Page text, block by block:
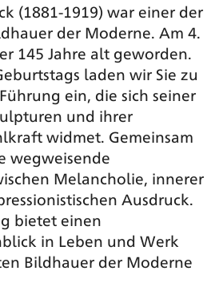
(1881-1919) war einer der
der Moderne. Am 4.
145 Jahre alt geworden.
laden wir Sie zu
ein, die sich seiner
und ihrer
widmet. Gemeinsam
wegweisende
Melancholie, innerer
Ausdruck.
bietet einen
in Leben und Werk
Bildhauer der Moderne